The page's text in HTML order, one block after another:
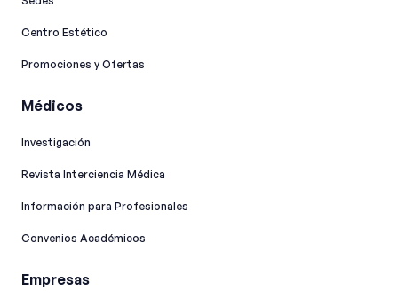
Centro Estético
Promociones y Ofertas
Médicos
Investigación
Revista Interciencia Médica
Información para Profesionales
Convenios Académicos
Empresas